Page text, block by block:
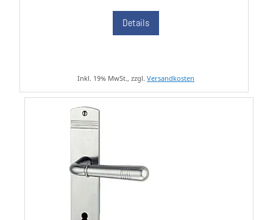
Details
Inkl. 19% MwSt., zzgl.Versandkosten